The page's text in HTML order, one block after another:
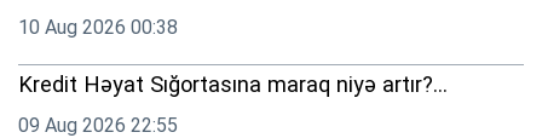
10 Aug 2026 00:38
Kredit Həyat Sığortasına maraq niyə artır?...
09 Aug 2026 22:55